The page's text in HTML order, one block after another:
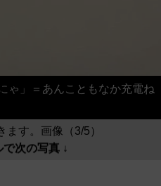
ゃ」＝あんこともなか充電ね
ます。画像（3/5）
で次の写真 ↓